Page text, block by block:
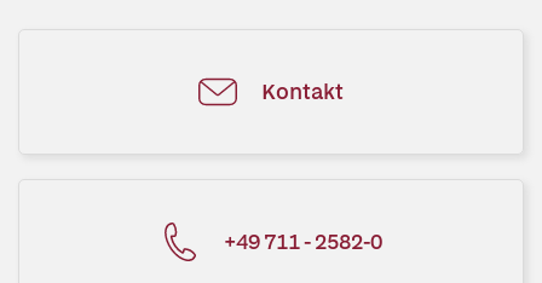
Kontakt
+49 711 - 2582-0